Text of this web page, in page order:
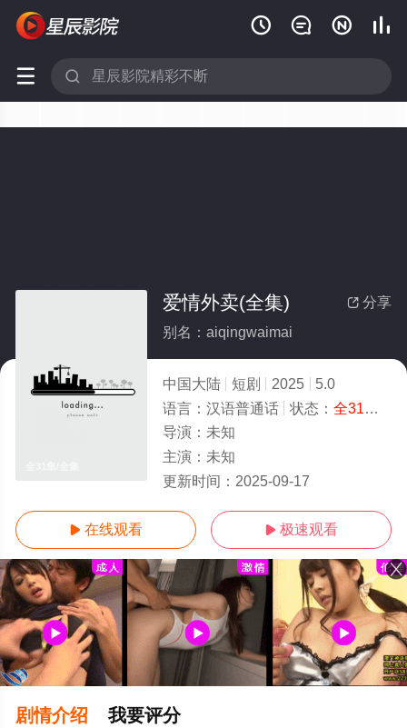
   
 
 分享
爱情外卖(全集)
别名：aiqingwaimai
中国大陆 短剧 2025
5.0
语言： 汉语普通话 状态： 全31集
导演： 未知
主演： 未知
更新时间： 2025-09-17
 在线观看  极速观看
剧情介绍 我要评分